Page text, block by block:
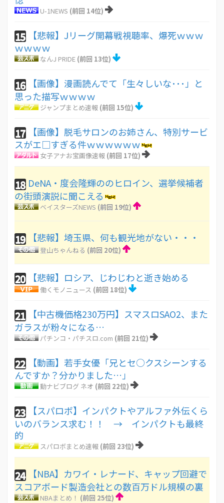
U-1NEWS (前回 14位)
15
【悲報】Jリーグ開幕戦視聴率、爆死ｗｗｗ
ｗｗｗｗ
なんJ PRIDE (前回 13位)
16
【画像】漫画読んでて「生々しいな･･･」と
思った描写ｗｗｗｗ
ジャンプまとめ速報 (前回 15位)
17
【画像】脱毛サロンのお姉さん、特別サービ
スがエ□すぎる件ｗｗｗｗｗｗ
女子アナお宝画像速報 (前回 17位)
18 DeNA・度会隆輝ののヒロイン、選挙候補者
の街頭演説に聞こえる
ベイスターズNEWS (前回 19位)
19 【悲報】埼玉県、何も観光地がない・・・
登山ちゃんねる (前回 20位)
20 【悲報】ロシア、じわじわと逝き始める
働くモノニュース (前回 18位)
21
【中古機価格230万円】スマスロSAO2、また
ガラスが粉々になる…
パチンコ・パチスロ.com (前回 21位)
22
【動画】若手女優「兄とセ○クスシーンする
んですか？分かりました…」
動ナビブログ ネオ (前回 22位)
23
【スパロボ】インパクトやアルファ外伝くら
いのバランス求む！！ → インパクトも最終
的
スパロボまとめ速報 (前回 23位)
24
【NBA】カワイ・レナード、キャップ回避で
スコアボード製造会社との数百万ドル規模の裏
NBAまとめ！ (前回 25位)